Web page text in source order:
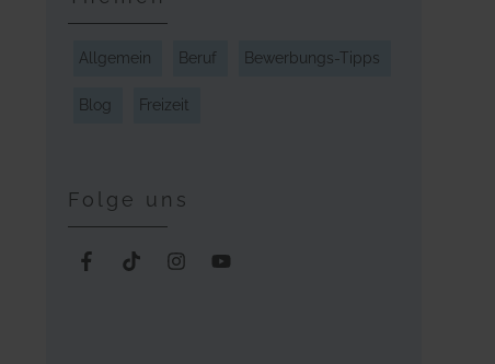
Allgemein Beruf Bewerbungs-Tipps
Blog Freizeit
Folge uns